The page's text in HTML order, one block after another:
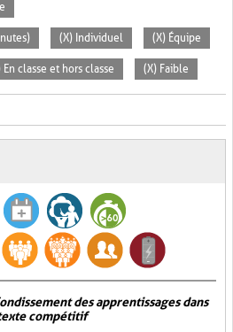
(X) Individuel (X) Équipe
En classe et hors classe (X) Faible
des apprentissages dans
compétitif